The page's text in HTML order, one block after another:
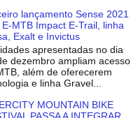
lançamento Sense 2021
MTB Impact E-Trail, linha
Exalt e Invictus
apresentadas no dia
dezembro ampliam acesso
além de oferecerem
e linha Gravel...
MOUNTAIN BIKE